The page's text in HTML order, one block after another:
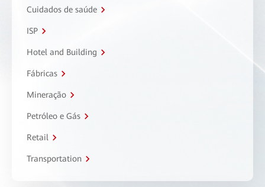
Cuidados de saúde
ISP
Hotel and Building
Fábricas
Mineração
Petróleo e Gás
Retail
Transportation